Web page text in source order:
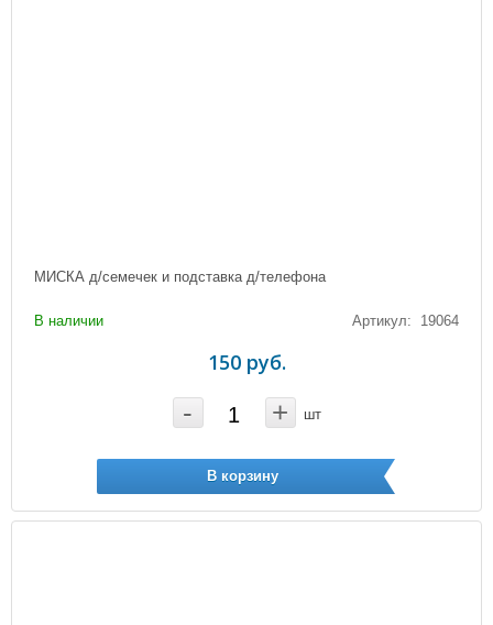
МИСКА д/семечек и подставка д/телефона
В наличии Артикул: 19064
150 руб.
- + шт
В корзину